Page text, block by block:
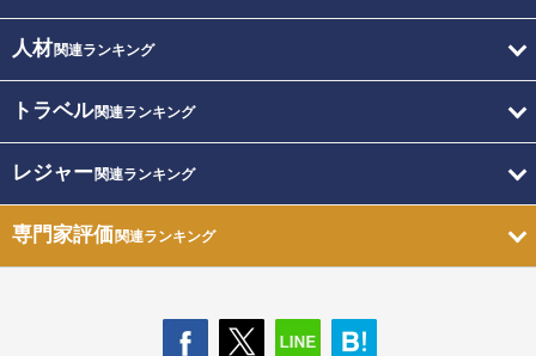
人材関連ランキング
トラベル関連ランキング
レジャー関連ランキング
専門家評価関連ランキング